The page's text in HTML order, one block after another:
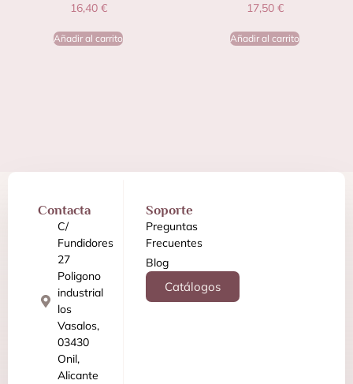
16,40 €
Añadir al carrito
17,50 €
Añadir al carrito
Contacta
C/
Fundidores
27
Poligono
industrial
los
Vasalos,
03430
Onil,
Alicante
Soporte
Preguntas
Frecuentes
Blog
Catálogos